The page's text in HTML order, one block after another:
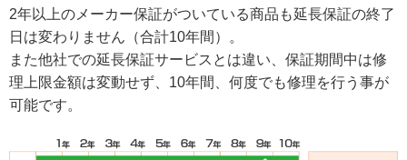
2年以上のメーカー保証がついている商品も延長保証の終了
日は変わりません（合計10年間）。
また他社での延長保証サービスとは違い、保証期間中は修
理上限金額は変動せず、10年間、何度でも修理を行う事が
可能です。